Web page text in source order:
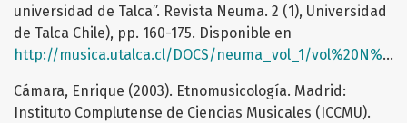
universidad de Talca”. Revista Neuma. 2 (1), Universidad
de Talca Chile), pp. 160-175. Disponible en
http://musica.utalca.cl/DOCS/neuma_vol_1/vol%20N%C2%B02/Neuma_No2_12_articulo2.pdf
Cámara, Enrique (2003). Etnomusicología. Madrid:
Instituto Complutense de Ciencias Musicales (ICCMU).